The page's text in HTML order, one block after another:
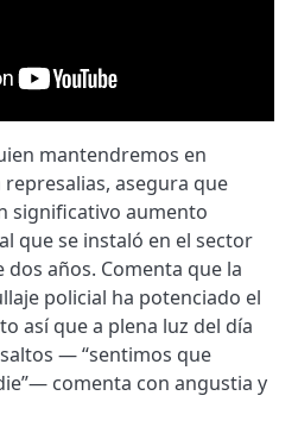
mantendremos en
asegura que
significativo aumento
que se instaló en el sector
años. Comenta que la
policial ha potenciado el
así que a plena luz del día
— “sentimos que
comenta con angustia y